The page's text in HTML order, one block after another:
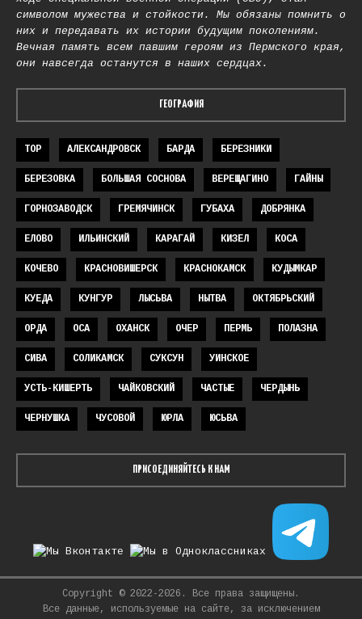
символом мужества и стойкости. Мы обязаны помнить о
них и передавать их истории будущим поколениям.
Вечная память всем павшим героям из Пермского края,
они навсегда останутся в наших сердцах.
ГЕОГРАФИЯ
TOP АЛЕКСАНДРОВСК БАРДА БЕРЕЗНИКИ
БЕРЕЗОВКА БОЛЬШАЯ СОСНОВА ВЕРЕЩАГИНО ГАЙНЫ
ГОРНОЗАВОДСК ГРЕМЯЧИНСК ГУБАХА ДОБРЯНКА
ЕЛОВО ИЛЬИНСКИЙ КАРАГАЙ КИЗЕЛ КОСА
КОЧЕВО КРАСНОВИШЕРСК КРАСНОКАМСК КУДЫМКАР
КУЕДА КУНГУР ЛЫСЬВА НЫТВА ОКТЯБРЬСКИЙ
ОРДА ОСА ОХАНСК ОЧЕР ПЕРМЬ ПОЛАЗНА
СИВА СОЛИКАМСК СУКСУН УИНСКОЕ
УСТЬ-КИШЕРТЬ ЧАЙКОВСКИЙ ЧАСТЫЕ ЧЕРДЫНЬ
ЧЕРНУШКА ЧУСОВОЙ ЮРЛА ЮСЬВА
ПРИСОЕДИНЯЙТЕСЬ К НАМ
Copyright © 2022-2026. Все права защищены.
Все данные, используемые на сайте, за исключением